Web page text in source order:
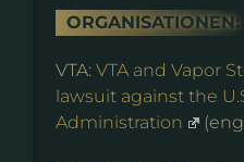
ORGANISATIONEN:
VTA: VTA and Vapor
lawsuit against the
Administration